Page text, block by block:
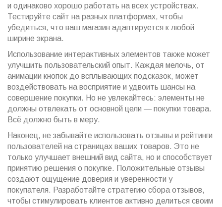
и одинаково хорошо работать на всех устройствах.
Тестируйте сайт на разных платформах, чтобы
убедиться, что ваш магазин адаптируется к любой
ширине экрана.
Использование интерактивных элементов также может
улучшить пользовательский опыт. Каждая мелочь, от
анимации кнопок до всплывающих подсказок, может
воздействовать на восприятие и удвоить шансы на
совершение покупки. Но не увлекайтесь: элементы не
должны отвлекать от основной цели — покупки товара.
Всё должно быть в меру.
Наконец, не забывайте использовать отзывы и рейтинги
пользователей на страницах ваших товаров. Это не
только улучшает внешний вид сайта, но и способствует
принятию решения о покупке. Положительные отзывы
создают ощущение доверия и уверенности у
покупателя. Разработайте стратегию сбора отзывов,
чтобы стимулировать клиентов активно делиться своим